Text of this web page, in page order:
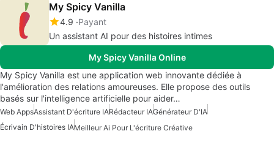
My Spicy Vanilla
4.9 Payant
Un assistant AI pour des histoires intimes
My Spicy Vanilla Online
My Spicy Vanilla est une application web innovante dédiée à
l'amélioration des relations amoureuses. Elle propose des outils
basés sur l'intelligence artificielle pour aider…
Web AppsAssistant D'écriture IARédacteur IAGénérateur D'IA
Écrivain D'histoires IAMeilleur Ai Pour L'écriture Créative